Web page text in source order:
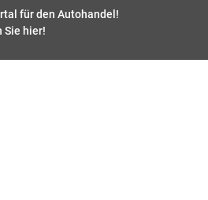
für den Autohandel!
Sie hier!